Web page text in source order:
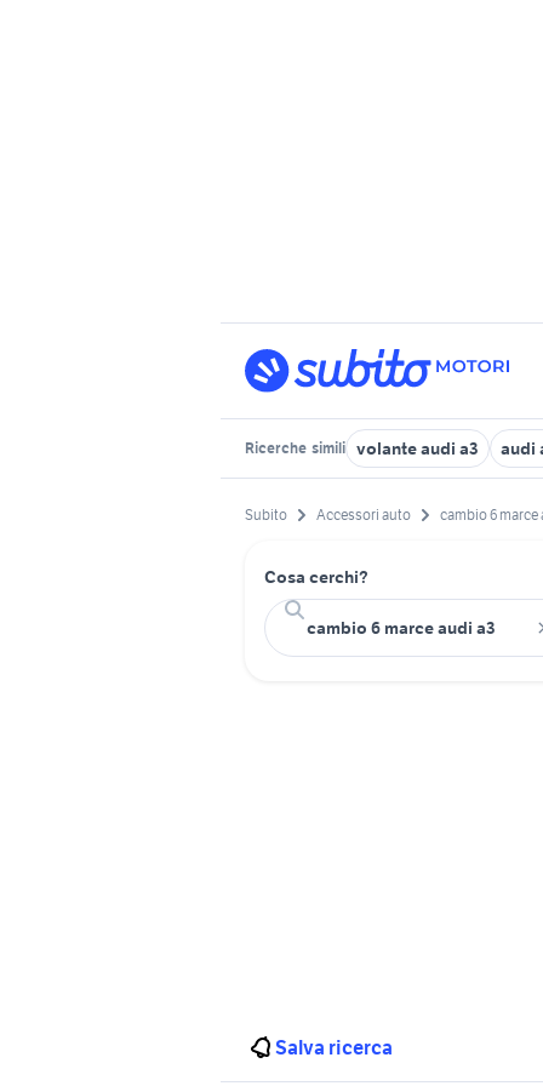
Ricerche simili volante audi a3 audi
Subito Accessori auto cambio 6 marce
Cosa cerchi?
Salva ricerca